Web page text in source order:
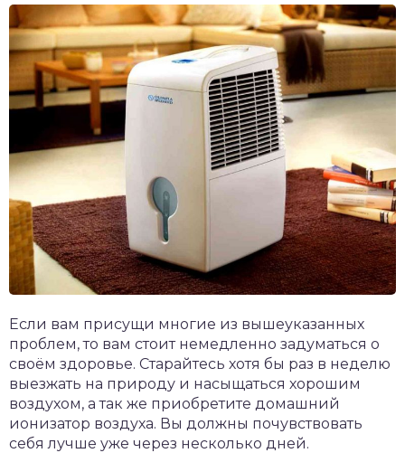
Если вам присущи многие из вышеуказанных
проблем, то вам стоит немедленно задуматься о
своём здоровье. Старайтесь хотя бы раз в неделю
выезжать на природу и насыщаться хорошим
воздухом, а так же приобретите домашний
ионизатор воздуха. Вы должны почувствовать
себя лучше уже через несколько дней.